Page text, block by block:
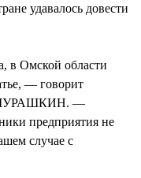
удавалось довести
в Омской области
— говорит
МУРАШКИН. —
предприятия не
случае с